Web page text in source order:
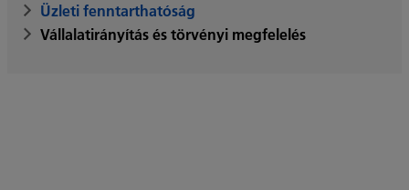
Üzleti fenntarthatóság
Vállalatirányítás és törvényi megfelelés